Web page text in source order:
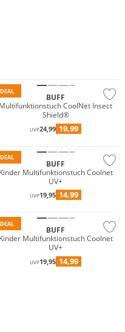
DEAL
BUFF
Multifunktionstuch CoolNet Insect
Shield®
UVP24,99 19,99
DEAL
BUFF
Kinder Multifunktionstuch Coolnet
UV+
UVP19,95 14,99
DEAL
BUFF
Kinder Multifunktionstuch Coolnet
UV+
UVP19,95 14,99